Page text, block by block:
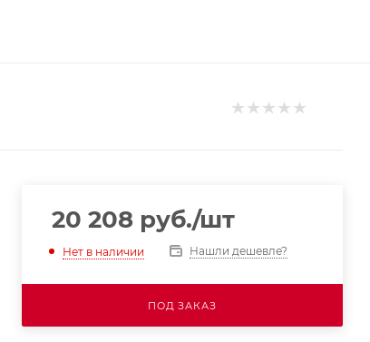
20 208руб./шт
Нет в наличии Нашли дешевле?
ПОД ЗАКАЗ